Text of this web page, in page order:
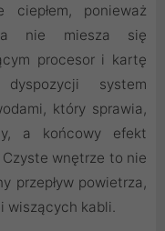
ciepłem, ponieważ
nie miesza się
procesor i kartę
system
który sprawia,
a końcowy efekt
wnętrze to nie
przepływ powietrza,
wiszących kabli.